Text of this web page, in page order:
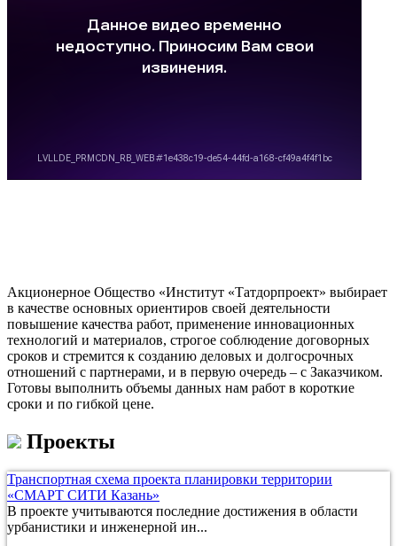
Акционерное Общество «Институт «Татдорпроект» выбирает
в качестве основных ориентиров своей деятельности
повышение качества работ, применение инновационных
технологий и материалов, строгое соблюдение договорных
сроков и стремится к созданию деловых и долгосрочных
отношений с партнерами, и в первую очередь – с Заказчиком.
Готовы выполнить объемы данных нам работ в короткие
сроки и по гибкой цене.
Проекты
Транспортная схема проекта планировки территории
«СМАРТ СИТИ Казань»
В проекте учитываются последние достижения в области
урбанистики и инженерной ин...